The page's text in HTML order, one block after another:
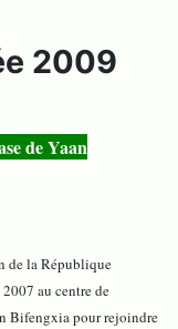
2009
de Yaan
de la République
au centre de
Bifengxia pour rejoindre